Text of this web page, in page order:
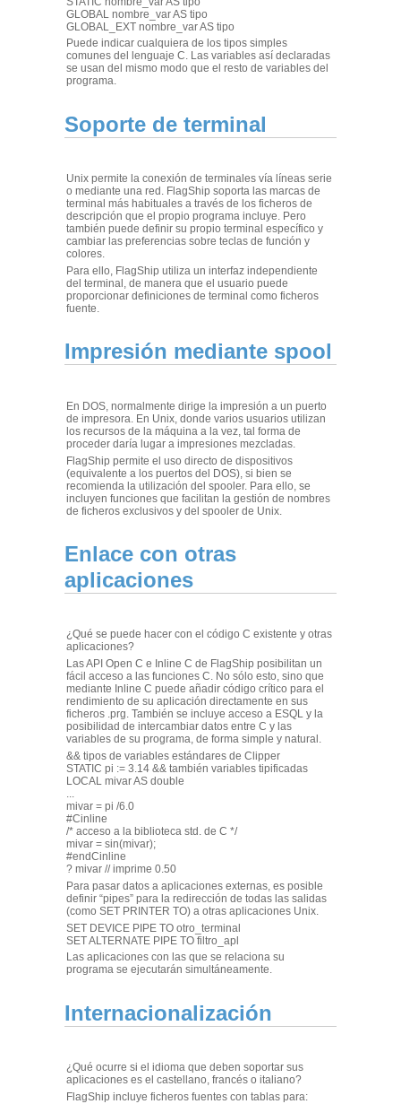
GLOBAL nombre_var AS tipo
GLOBAL_EXT nombre_var AS tipo
Puede indicar cualquiera de los tipos simples
comunes del lenguaje C. Las variables así declaradas
se usan del mismo modo que el resto de variables del
programa.
Soporte de terminal
Unix permite la conexión de terminales vía líneas serie
o mediante una red. FlagShip soporta las marcas de
terminal más habituales a través de los ficheros de
descripción que el propio programa incluye. Pero
también puede definir su propio terminal específico y
cambiar las preferencias sobre teclas de función y
colores.
Para ello, FlagShip utiliza un interfaz independiente
del terminal, de manera que el usuario puede
proporcionar definiciones de terminal como ficheros
fuente.
Impresión mediante spool
En DOS, normalmente dirige la impresión a un puerto
de impresora. En Unix, donde varios usuarios utilizan
los recursos de la máquina a la vez, tal forma de
proceder daría lugar a impresiones mezcladas.
FlagShip permite el uso directo de dispositivos
(equivalente a los puertos del DOS), si bien se
recomienda la utilización del spooler. Para ello, se
incluyen funciones que facilitan la gestión de nombres
de ficheros exclusivos y del spooler de Unix.
Enlace con otras
aplicaciones
¿Qué se puede hacer con el código C existente y otras
aplicaciones?
Las API Open C e Inline C de FlagShip posibilitan un
fácil acceso a las funciones C. No sólo esto, sino que
mediante Inline C puede añadir código crítico para el
rendimiento de su aplicación directamente en sus
ficheros .prg. También se incluye acceso a ESQL y la
posibilidad de intercambiar datos entre C y las
variables de su programa, de forma simple y natural.
&& tipos de variables estándares de Clipper
STATIC pi := 3.14 && también variables tipificadas
LOCAL mivar AS double
...
mivar = pi /6.0
#Cinline
/* acceso a la biblioteca std. de C */
mivar = sin(mivar);
#endCinline
? mivar // imprime 0.50
Para pasar datos a aplicaciones externas, es posible
definir “pipes” para la redirección de todas las salidas
(como SET PRINTER TO) a otras aplicaciones Unix.
SET DEVICE PIPE TO otro_terminal
SET ALTERNATE PIPE TO filtro_apl
Las aplicaciones con las que se relaciona su
programa se ejecutarán simultáneamente.
Internacionalización
¿Qué ocurre si el idioma que deben soportar sus
aplicaciones es el castellano, francés o italiano?
FlagShip incluye ficheros fuentes con tablas para: